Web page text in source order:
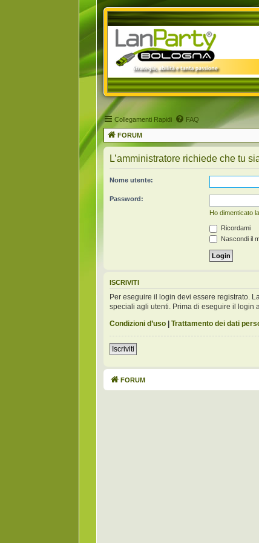
Collegamenti Rapidi FAQ
FORUM
L’amministratore richiede che tu
Nome utente:
Password:
Ho dimenticato
Ricordami
Nascondi il
ISCRIVITI
Per eseguire il login devi essere registrato.
speciali agli utenti. Prima di eseguire il login
Condizioni d’uso | Trattamento dei dati
Iscriviti
FORUM